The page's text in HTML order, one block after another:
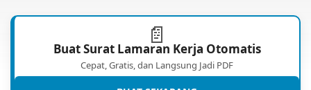
📄
Buat Surat Lamaran Kerja Otomatis
Cepat, Gratis, dan Langsung Jadi PDF